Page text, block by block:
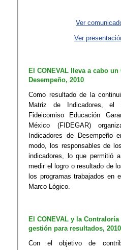
Ver
​Ver
​El CONEVAL lleva a cabo
Desempeño, 2010
Como resultado de la
Matriz de Indicadores, el
Fideicomiso Educación
México (FIDEGAR)
Indicadores de Desempeño
modo, los responsables de
indicadores, lo que permitió
medir el logro o resultado de
los programas trabajados en
Marco Lógico.
El CONEVAL y la
gestión para resultados, 2010
Con el objetivo de